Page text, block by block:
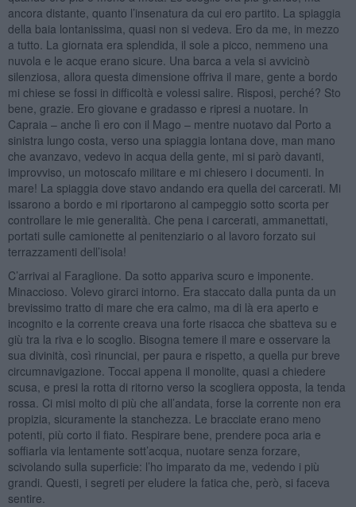
ancora distante, quanto l’insenatura da cui ero partito. La spiaggia
della baia lontanissima, quasi non si vedeva. Ero da me, in mezzo
a tutto. La giornata era splendida, il sole a picco, nemmeno una
nuvola e le acque erano sicure. Una barca a vela si avvicinò
silenziosa, allora questa dimensione offriva il mare, gente a bordo
mi chiese se fossi in difficoltà e volessi salire. Risposi, perché? Sto
bene, grazie. Ero giovane e gradasso e ripresi a nuotare. In
Capraia – anche lì ero con il Mago – mentre nuotavo dal Porto a
sinistra lungo costa, verso una spiaggia lontana dove, man mano
che avanzavo, vedevo in acqua della gente, mi si parò davanti,
improvviso, un motoscafo militare e mi chiesero i documenti. In
mare! La spiaggia dove stavo andando era quella dei carcerati. Mi
issarono a bordo e mi riportarono al campeggio sotto scorta per
controllare le mie generalità. Che pena i carcerati, ammanettati,
portati sulle camionette al penitenziario o al lavoro forzato sui
terrazzamenti dell’isola!
C’arrivai al Faraglione. Da sotto appariva scuro e imponente.
Minaccioso. Volevo girarci intorno. Era staccato dalla punta da un
brevissimo tratto di mare che era calmo, ma di là era aperto e
incognito e la corrente creava una forte risacca che sbatteva su e
giù tra la riva e lo scoglio. Bisogna temere il mare e osservare la
sua divinità, così rinunciai, per paura e rispetto, a quella pur breve
circumnavigazione. Toccai appena il monolite, quasi a chiedere
scusa, e presi la rotta di ritorno verso la scogliera opposta, la tenda
rossa. Ci misi molto di più che all’andata, forse la corrente non era
propizia, sicuramente la stanchezza. Le bracciate erano meno
potenti, più corto il fiato. Respirare bene, prendere poca aria e
soffiarla via lentamente sott’acqua, nuotare senza forzare,
scivolando sulla superficie: l’ho imparato da me, vedendo i più
grandi. Questi, i segreti per eludere la fatica che, però, si faceva
sentire.